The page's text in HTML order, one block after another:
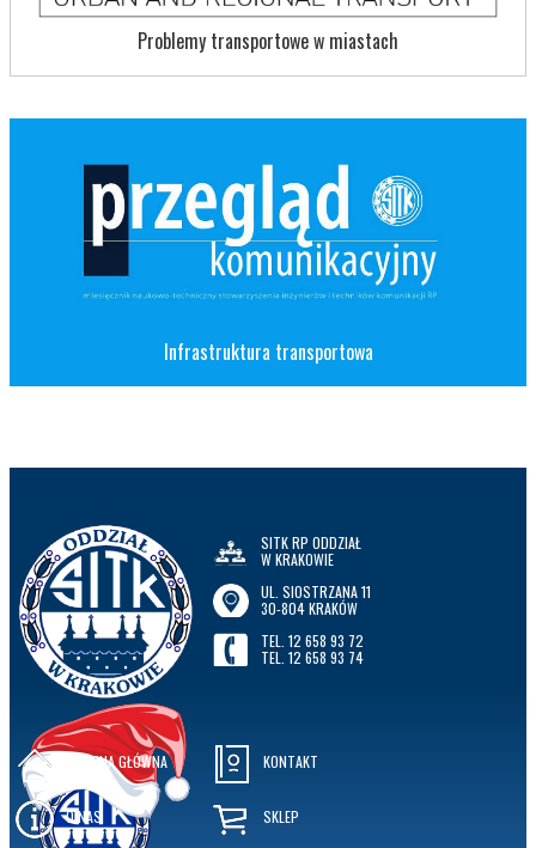
Problemy transportowe w miastach
Infrastruktura transportowa
SITK RP ODDZIAŁ
W KRAKOWIE
UL. SIOSTRZANA 11
30-804 KRAKÓW
TEL. 12 658 93 72
TEL. 12 658 93 74
STRONA GŁÓWNA
O NAS
KONTAKT
SKLEP